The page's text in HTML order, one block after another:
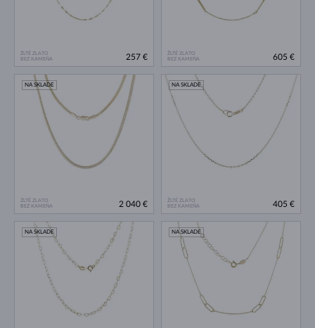
ŽLTÉ ZLATO
BEZ KAMEŇA
257 €
ŽLTÉ ZLATO
BEZ KAMEŇA
605 €
ŽLTÉ ZLATO
BEZ KAMEŇA
NA SKLADE
2 040 €
ŽLTÉ ZLATO
BEZ KAMEŇA
NA SKLADE
405 €
NA SKLADE NA SKLADE